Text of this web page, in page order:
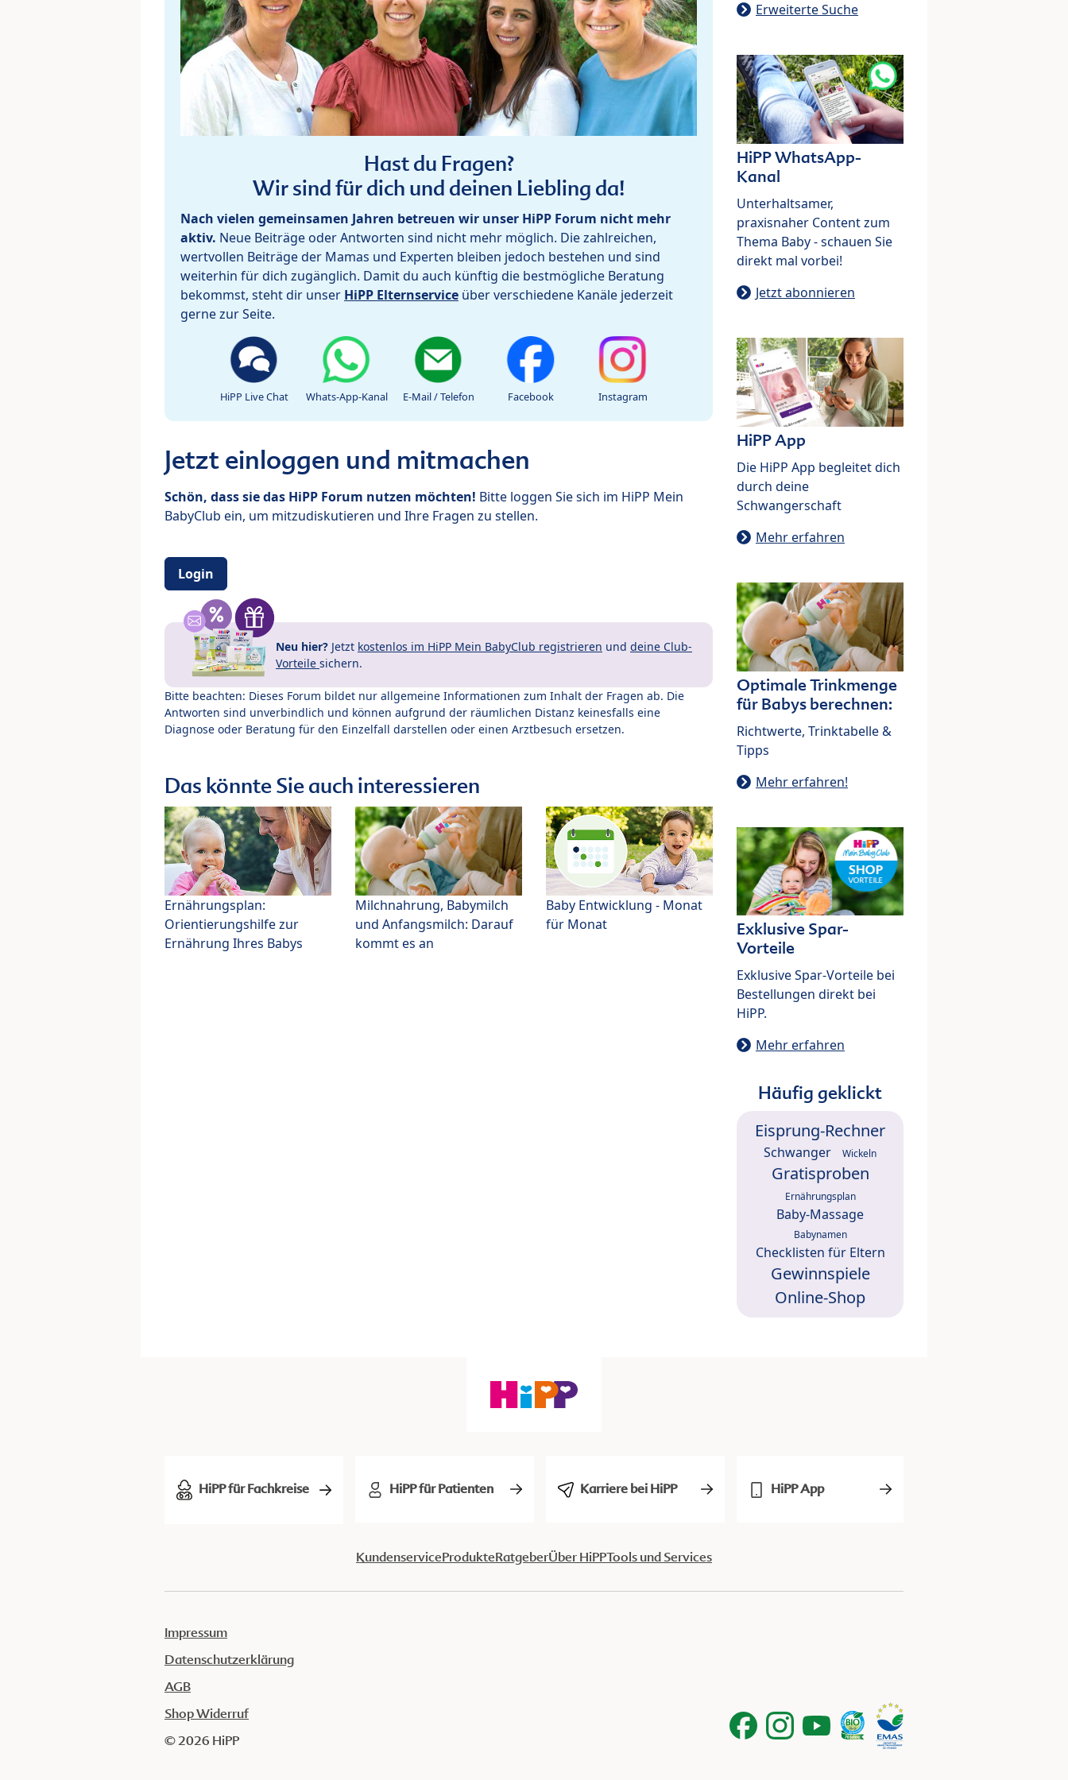
Hast du Fragen?
Wir sind für dich und deinen Liebling da!
Nach vielen gemeinsamen Jahren betreuen wir unser HiPP Forum nicht mehr
aktiv. Neue Beiträge oder Antworten sind nicht mehr möglich. Die zahlreichen,
wertvollen Beiträge der Mamas und Experten bleiben jedoch bestehen und sind
weiterhin für dich zugänglich. Damit du auch künftig die bestmögliche Beratung
bekommst, steht dir unser HiPP Elternservice über verschiedene Kanäle jederzeit
gerne zur Seite.
HiPP Live Chat Whats-App-Kanal E-Mail / Telefon Facebook Instagram
Jetzt einloggen und mitmachen
Schön, dass sie das HiPP Forum nutzen möchten! Bitte loggen Sie sich im HiPP Mein
BabyClub ein, um mitzudiskutieren und Ihre Fragen zu stellen.
Login
Neu hier? Jetzt kostenlos im HiPP Mein BabyClub registrieren und deine Club-
Vorteile sichern.
Bitte beachten: Dieses Forum bildet nur allgemeine Informationen zum Inhalt der Fragen ab. Die
Antworten sind unverbindlich und können aufgrund der räumlichen Distanz keinesfalls eine
Diagnose oder Beratung für den Einzelfall darstellen oder einen Arztbesuch ersetzen.
Das könnte Sie auch interessieren
Ernährungsplan:
Orientierungshilfe zur
Ernährung Ihres Babys
Milchnahrung, Babymilch
und Anfangsmilch: Darauf
kommt es an
Baby Entwicklung - Monat
für Monat
Erweiterte Suche
HiPP WhatsApp-
Kanal
Unterhaltsamer,
praxisnaher Content zum
Thema Baby - schauen Sie
direkt mal vorbei!
Jetzt abonnieren
HiPP App
Die HiPP App begleitet dich
durch deine
Schwangerschaft
Mehr erfahren
Optimale Trinkmenge
für Babys berechnen:
Richtwerte, Trinktabelle &
Tipps
Mehr erfahren!
Exklusive Spar-
Vorteile
Exklusive Spar-Vorteile bei
Bestellungen direkt bei
HiPP.
Mehr erfahren
Häufig geklickt
Eisprung-Rechner
Schwanger Wickeln
Gratisproben
Ernährungsplan
Baby-Massage
Babynamen
Checklisten für Eltern
Gewinnspiele
Online-Shop
HiPP für Fachkreise HiPP für Patienten Karriere bei HiPP HiPP App
KundenserviceProdukteRatgeberÜber HiPPTools und Services
Impressum
Datenschutzerklärung
AGB
Shop Widerruf
© 2026 HiPP